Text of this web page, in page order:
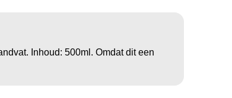
Inhoud: 500ml. Omdat dit een